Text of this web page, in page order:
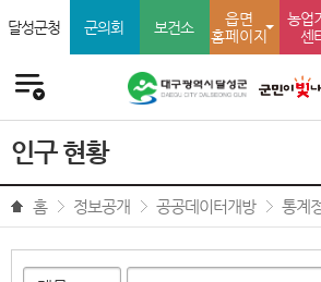
달성군청 군의회 보건소
읍면
홈페이지
농업
센
전체메뉴
인구 현황
홈 정보공개 공공데이터개방 통계